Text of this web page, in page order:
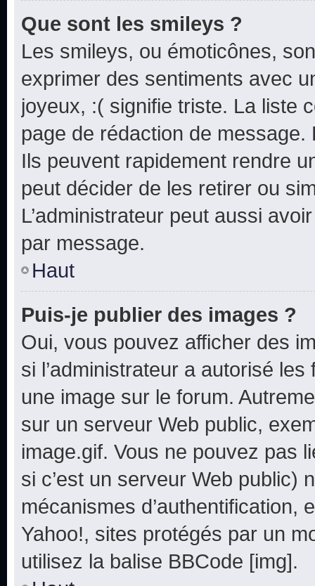
Que sont les smileys ?
Les smileys, ou émoticônes,
exprimer des sentiments avec
joyeux, :( signifie triste. La liste
page de rédaction de
Ils peuvent rapidement rendre
peut décider de les retirer ou
L’administrateur peut aussi
par message.
Haut
Puis-je publier des images ?
Oui, vous pouvez afficher des
si l’administrateur a autorisé
une image sur le forum.
sur un serveur Web public,
image.gif. Vous ne pouvez pas
si c’est un serveur Web public)
mécanismes d’authentification,
Yahoo!, sites protégés par un
utilisez la balise BBCode [img].